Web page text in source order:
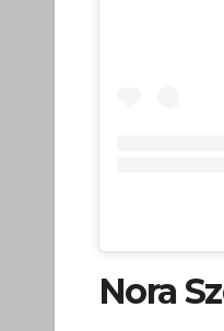
Nora